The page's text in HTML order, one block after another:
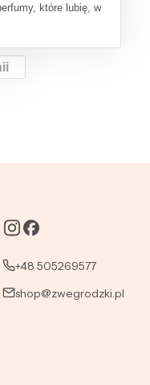
które lubię, w
+48 505269577
shop@zwegrodzki.pl